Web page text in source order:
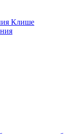
Клише